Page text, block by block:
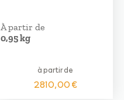
À partir de
0,95 kg
à partir de
2810,00€